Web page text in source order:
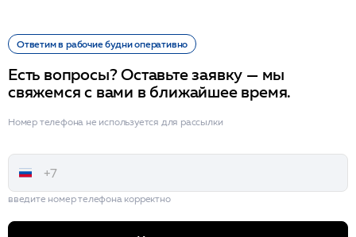
Ответим в рабочие будни оперативно
Есть вопросы? Оставьте заявку — мы
свяжемся с вами в ближайшее время.
Номер телефона не используется для рассылки
введите номер телефона корректно